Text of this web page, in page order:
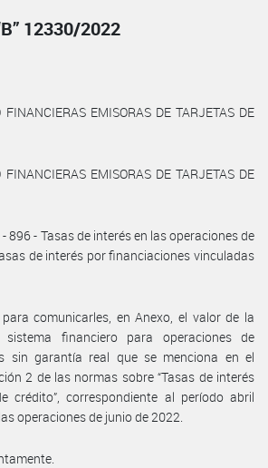
12330/2022
EMISORAS DE TARJETAS DE
EMISORAS DE TARJETAS DE
- 896 - Tasas de interés en las operaciones de
de interés por financiaciones vinculadas
comunicarles, en Anexo, el valor de la
financiero para operaciones de
sin garantía real que se menciona en el
2 de las normas sobre “Tasas de interés
crédito”, correspondiente al período abril
operaciones de junio de 2022.